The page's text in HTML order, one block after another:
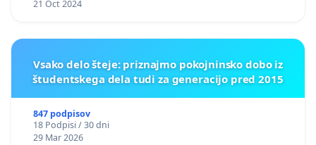
21 Oct 2024
Vsako delo šteje: priznajmo pokojninsko dobo iz
študentskega dela tudi za generacijo pred 2015
847 podpisov
18 Podpisi / 30 dni
29 Mar 2026